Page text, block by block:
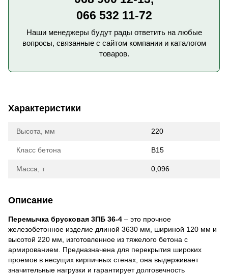
066 532 11-72
Наши менеджеры будут рады ответить на любые
вопросы, связанные с сайтом компании и каталогом
товаров.
Характеристики
Высота, мм 220
Класс бетона B15
Масса, т 0,096
Описание
Перемычка брусковая 3ПБ 36-4 – это прочное
железобетонное изделие длиной 3630 мм, шириной 120 мм и
высотой 220 мм, изготовленное из тяжелого бетона с
армированием. Предназначена для перекрытия широких
проемов в несущих кирпичных стенах, она выдерживает
значительные нагрузки и гарантирует долговечность